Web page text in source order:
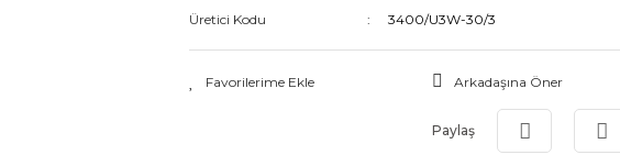
Üretici Kodu
3400/U3W-30/3
Arkadaşına Öner
Paylaş